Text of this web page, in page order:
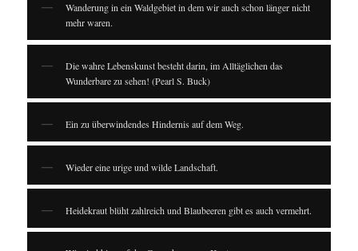
Wanderung in ein Waldgebiet in dem wir auch schon länger nicht
mehr waren.
Die wahre Lebenskunst besteht darin, im Alltäglichen das
Wunderbare zu sehen! (Pearl S. Buck)
Ein zu überwindendes Hindernis auf dem Weg.
Wieder eine urige und wilde Landschaft.
Heidekraut blüht zahlreich und Blaubeeren gibt es auch vermehrt.